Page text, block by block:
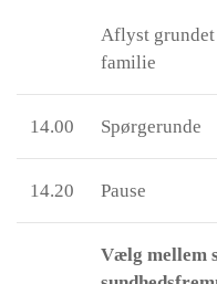
Aflyst grundet
familie
14.00 Spørgerunde
14.20 Pause
Vælg mellem